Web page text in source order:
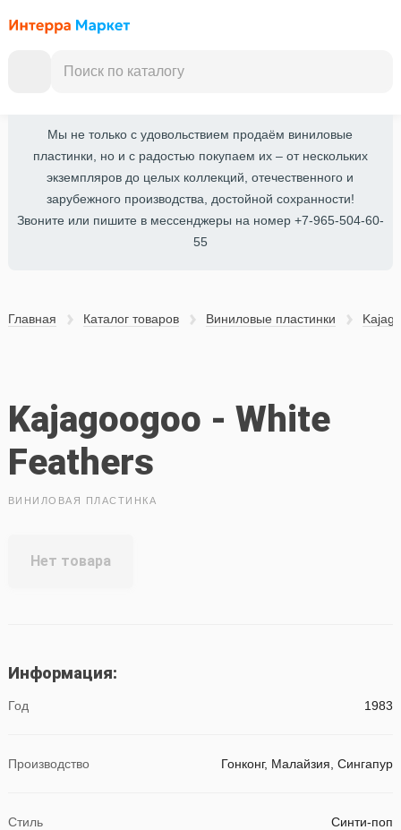
Мы не только с удовольствием продаём виниловые
пластинки, но и с радостью покупаем их – от нескольких
экземпляров до целых коллекций, отечественного и
зарубежного производства, достойной сохранности!
Звоните или пишите в мессенджеры на номер +7-965-504-60-
55
Главная Каталог товаров Виниловые пластинки
Kajagoogoo - White
Feathers
ВИНИЛОВАЯ ПЛАСТИНКА
Нет товара
Информация:
Год 1983
Производство Гонконг, Малайзия, Сингапур
Стиль Синти-поп